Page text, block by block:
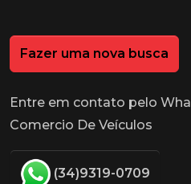
Fazer uma nova busca
Entre em contato pelo
Comercio De Veículos
(34)9319-0709